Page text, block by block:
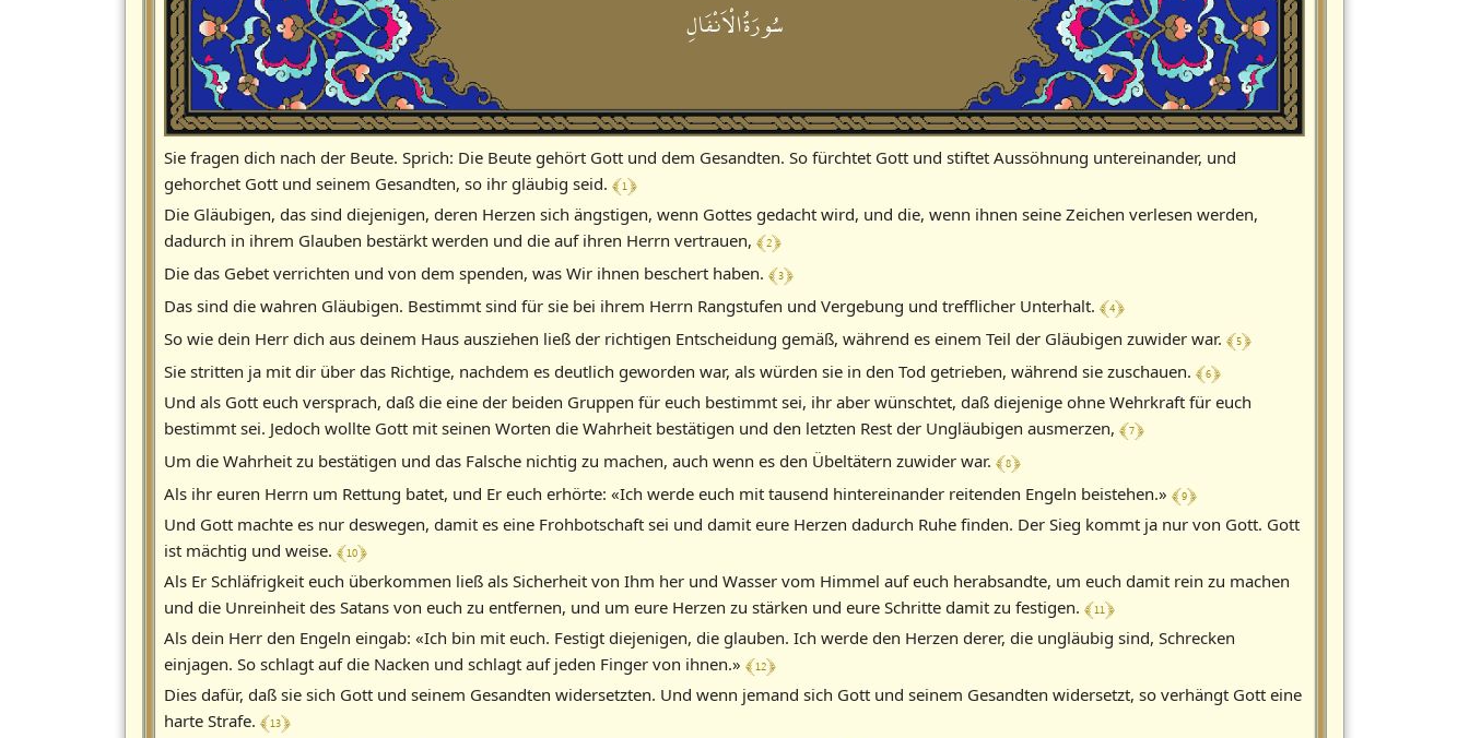
سُورَةُالْاَنْفَالِ
Sie fragen dich nach der Beute. Sprich: Die Beute gehört Gott und dem Gesandten. So fürchtet Gott und stiftet Aussöhnung untereinander, und
gehorchet Gott und seinem Gesandten, so ihr gläubig seid. ﴾ 1 ﴿
Die Gläubigen, das sind diejenigen, deren Herzen sich ängstigen, wenn Gottes gedacht wird, und die, wenn ihnen seine Zeichen verlesen werden,
dadurch in ihrem Glauben bestärkt werden und die auf ihren Herrn vertrauen, ﴾ 2 ﴿
Die das Gebet verrichten und von dem spenden, was Wir ihnen beschert haben. ﴾ 3 ﴿
Das sind die wahren Gläubigen. Bestimmt sind für sie bei ihrem Herrn Rangstufen und Vergebung und trefflicher Unterhalt. ﴾ 4 ﴿
So wie dein Herr dich aus deinem Haus ausziehen ließ der richtigen Entscheidung gemäß, während es einem Teil der Gläubigen zuwider war. ﴾ 5 ﴿
Sie stritten ja mit dir über das Richtige, nachdem es deutlich geworden war, als würden sie in den Tod getrieben, während sie zuschauen. ﴾ 6 ﴿
Und als Gott euch versprach, daß die eine der beiden Gruppen für euch bestimmt sei, ihr aber wünschtet, daß diejenige ohne Wehrkraft für euch
bestimmt sei. Jedoch wollte Gott mit seinen Worten die Wahrheit bestätigen und den letzten Rest der Ungläubigen ausmerzen, ﴾ 7 ﴿
Um die Wahrheit zu bestätigen und das Falsche nichtig zu machen, auch wenn es den Übeltätern zuwider war. ﴾ 8 ﴿
Als ihr euren Herrn um Rettung batet, und Er euch erhörte: «Ich werde euch mit tausend hintereinander reitenden Engeln beistehen.» ﴾ 9 ﴿
Und Gott machte es nur deswegen, damit es eine Frohbotschaft sei und damit eure Herzen dadurch Ruhe finden. Der Sieg kommt ja nur von Gott. Gott
ist mächtig und weise. ﴾ 10 ﴿
Als Er Schläfrigkeit euch überkommen ließ als Sicherheit von Ihm her und Wasser vom Himmel auf euch herabsandte, um euch damit rein zu machen
und die Unreinheit des Satans von euch zu entfernen, und um eure Herzen zu stärken und eure Schritte damit zu festigen. ﴾ 11 ﴿
Als dein Herr den Engeln eingab: «Ich bin mit euch. Festigt diejenigen, die glauben. Ich werde den Herzen derer, die ungläubig sind, Schrecken
einjagen. So schlagt auf die Nacken und schlagt auf jeden Finger von ihnen.» ﴾ 12 ﴿
Dies dafür, daß sie sich Gott und seinem Gesandten widersetzten. Und wenn jemand sich Gott und seinem Gesandten widersetzt, so verhängt Gott eine
harte Strafe. ﴾ 13 ﴿